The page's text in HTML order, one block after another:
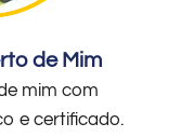
de Mim
mim com
e certificado.